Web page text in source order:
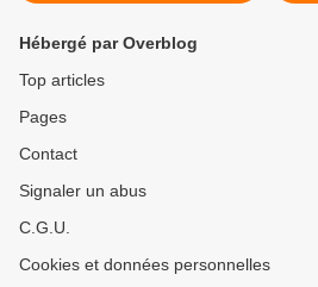
Hébergé par Overblog
Top articles
Pages
Contact
Signaler un abus
C.G.U.
Cookies et données personnelles